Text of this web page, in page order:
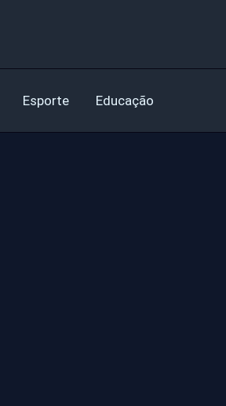
Esporte Educação